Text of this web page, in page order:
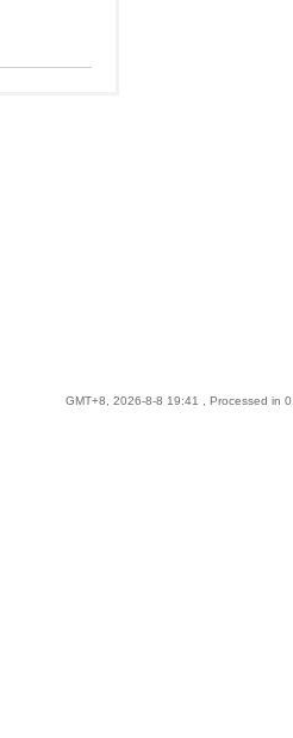
GMT+8, 2026-8-8 19:41 , Processed in